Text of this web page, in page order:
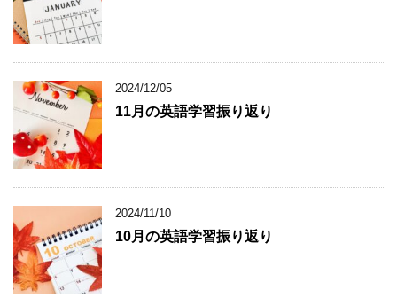
2024/12/05
11月の英語学習振り返り
2024/11/10
10月の英語学習振り返り